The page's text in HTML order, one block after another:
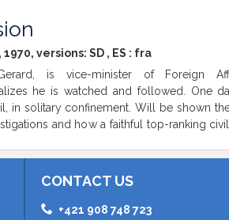
1970, versions: SD , ES : fra
is vice-minister of Foreign
he is watched and followed. One
in solitary confinement. Will be shown
and how a faithful top-ranking
CONTACT US
+421 908 748 723